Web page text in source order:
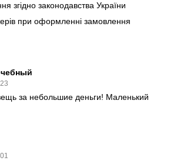
згідно законодавства України
при оформленні замовлення
за небольшие деньги! Маленький